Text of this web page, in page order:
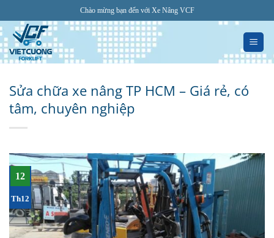
qua
nội
dung
Chào mừng bạn đến với Xe Nâng VCF
Sửa chữa xe nâng TP HCM – Giá rẻ, có
tâm, chuyên nghiệp
12
Th12